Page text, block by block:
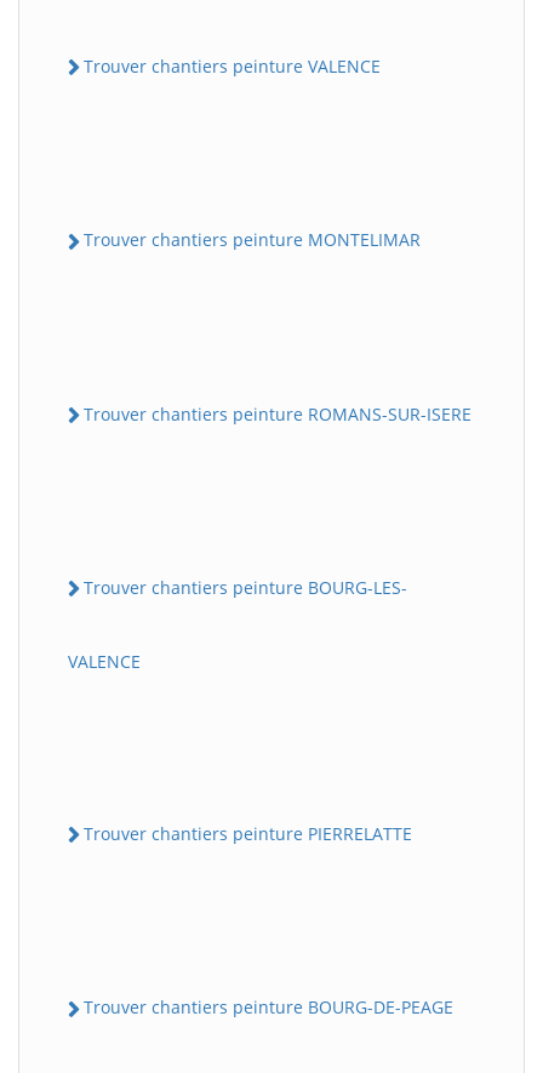
Trouver chantiers peinture VALENCE
Trouver chantiers peinture MONTELIMAR
Trouver chantiers peinture ROMANS-SUR-ISERE
Trouver chantiers peinture BOURG-LES-
VALENCE
Trouver chantiers peinture PIERRELATTE
Trouver chantiers peinture BOURG-DE-PEAGE